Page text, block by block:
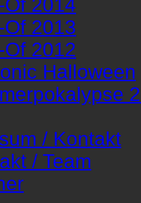
Of 2014
Of 2013
Of 2012
Halloween
/ Kontakt
/ Team